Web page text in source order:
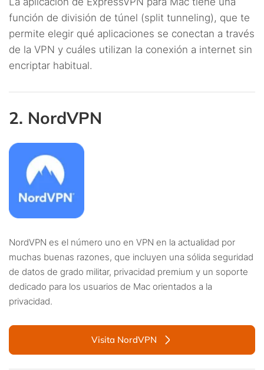
función de división de túnel (split tunneling), que te
permite elegir qué aplicaciones se conectan a través
de la VPN y cuáles utilizan la conexión a internet sin
encriptar habitual.
2. NordVPN
NordVPN es el número uno en VPN en la actualidad por
muchas buenas razones, que incluyen una sólida seguridad
de datos de grado militar, privacidad premium y un soporte
dedicado para los usuarios de Mac orientados a la
privacidad.
Visita NordVPN